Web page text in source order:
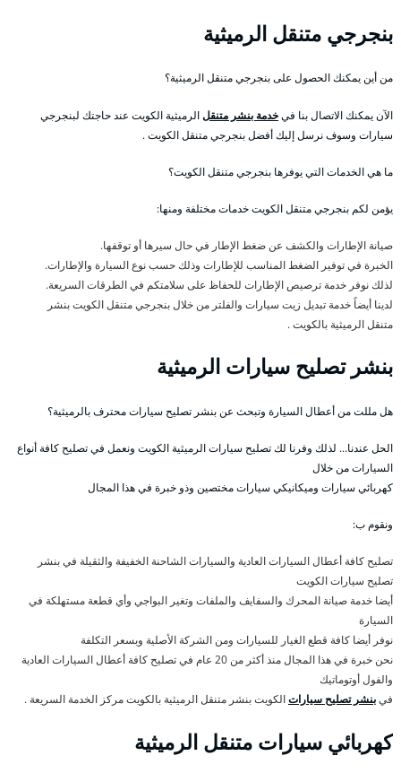
بنجرجي متنقل الرميثية
من أين يمكنك الحصول على بنجرجي متنقل الرميثية؟
الآن يمكنك الاتصال بنا فيخدمة بنشر متنقلالرميثية الكويت عند حاجتك لبنجرجي
سيارات وسوف نرسل إليك أفضل بنجرجي متنقل الكويت .
ما هي الخدمات التي يوفرها بنجرجي متنقل الكويت؟
يؤمن لكم بنجرجي متنقل الكويت خدمات مختلفة ومنها:
صيانة الإطارات والكشف عن ضغط الإطار في حال سيرها أو توقفها.
الخبرة في توفير الضغط المناسب للإطارات وذلك حسب نوع السيارة والإطارات.
لذلك نوفر خدمة ترصيص الإطارات للحفاظ على سلامتكم في الطرقات السريعة.
لدينا أيضاً خدمة تبديل زيت سيارات والفلتر من خلال بنجرجي متنقل الكويت بنشر
متنقل الرميثية بالكويت .
بنشر تصليح سيارات الرميثية
هل مللت من أعطال السيارة وتبحث عن بنشر تصليح سيارات محترف بالرميثية؟
الحل عندنا… لذلك وفرنا لك تصليح سيارات الرميثية الكويت ونعمل في تصليح كافة أنواع
السيارات من خلال
كهربائي سيارات وميكانيكي سيارات مختصين وذو خبرة في هذا المجال
ونقوم ب:
تصليح كافة أعطال السيارات العادية والسيارات الشاحنة الخفيفة والثقيلة في بنشر
تصليح سيارات الكويت
أيضا خدمة صيانة المحرك والسفايف والملفات وتغير البواجي وأي قطعة مستهلكة في
السيارة
نوفر أيضا كافة قطع الغيار للسيارات ومن الشركة الأصلية وبسعر التكلفة
نحن خبرة في هذا المجال منذ أكثر من 20 عام في تصليح كافة أعطال السيارات العادية
والفول أوتوماتيك
فيبنشر تصليح سياراتالكويت بنشر متنقل الرميثية بالكويت مركز الخدمة السريعة .
كهربائي سيارات متنقل الرميثية